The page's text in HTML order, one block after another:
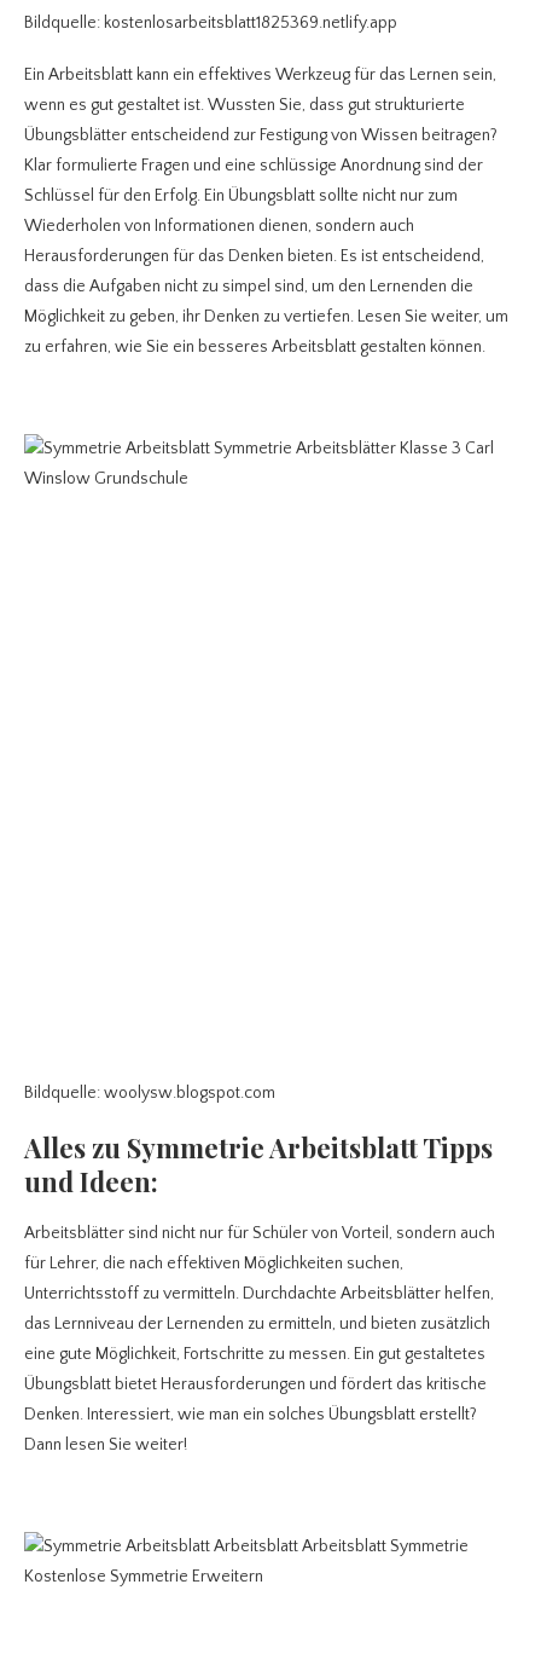
Bildquelle: kostenlosarbeitsblatt1825369.netlify.app
Ein Arbeitsblatt kann ein effektives Werkzeug für das Lernen sein,
wenn es gut gestaltet ist. Wussten Sie, dass gut strukturierte
Übungsblätter entscheidend zur Festigung von Wissen beitragen?
Klar formulierte Fragen und eine schlüssige Anordnung sind der
Schlüssel für den Erfolg. Ein Übungsblatt sollte nicht nur zum
Wiederholen von Informationen dienen, sondern auch
Herausforderungen für das Denken bieten. Es ist entscheidend,
dass die Aufgaben nicht zu simpel sind, um den Lernenden die
Möglichkeit zu geben, ihr Denken zu vertiefen. Lesen Sie weiter, um
zu erfahren, wie Sie ein besseres Arbeitsblatt gestalten können.
Bildquelle: woolysw.blogspot.com
Alles zu Symmetrie ArbeitsblattTipps
und Ideen:
Arbeitsblätter sind nicht nur für Schüler von Vorteil, sondern auch
für Lehrer, die nach effektiven Möglichkeiten suchen,
Unterrichtsstoff zu vermitteln. Durchdachte Arbeitsblätter helfen,
das Lernniveau der Lernenden zu ermitteln, und bieten zusätzlich
eine gute Möglichkeit, Fortschritte zu messen. Ein gut gestaltetes
Übungsblatt bietet Herausforderungen und fördert das kritische
Denken. Interessiert, wie man ein solches Übungsblatt erstellt?
Dann lesen Sie weiter!